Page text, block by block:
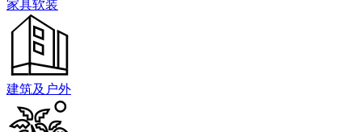
家具软装
建筑及户外